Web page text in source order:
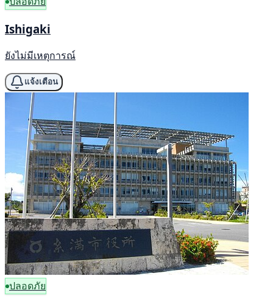
Ishigaki
ยังไม่มีเหตุการณ์
แจ้งเตือน
ปลอดภัย